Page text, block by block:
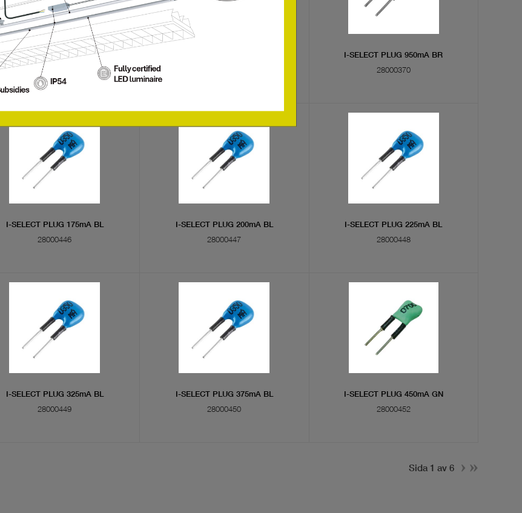
CURRENT PLUG 4x16 350mA
28000360
I-SELECT PLUG 950mA BR
28000370
I-SELECT PLUG 175mA BL
28000446
I-SELECT PLUG 200mA BL
28000447
I-SELECT PLUG 225mA BL
28000448
I-SELECT PLUG 325mA BL
28000449
I-SELECT PLUG 375mA BL
28000450
I-SELECT PLUG 450mA GN
28000452
Sida 1 av 6